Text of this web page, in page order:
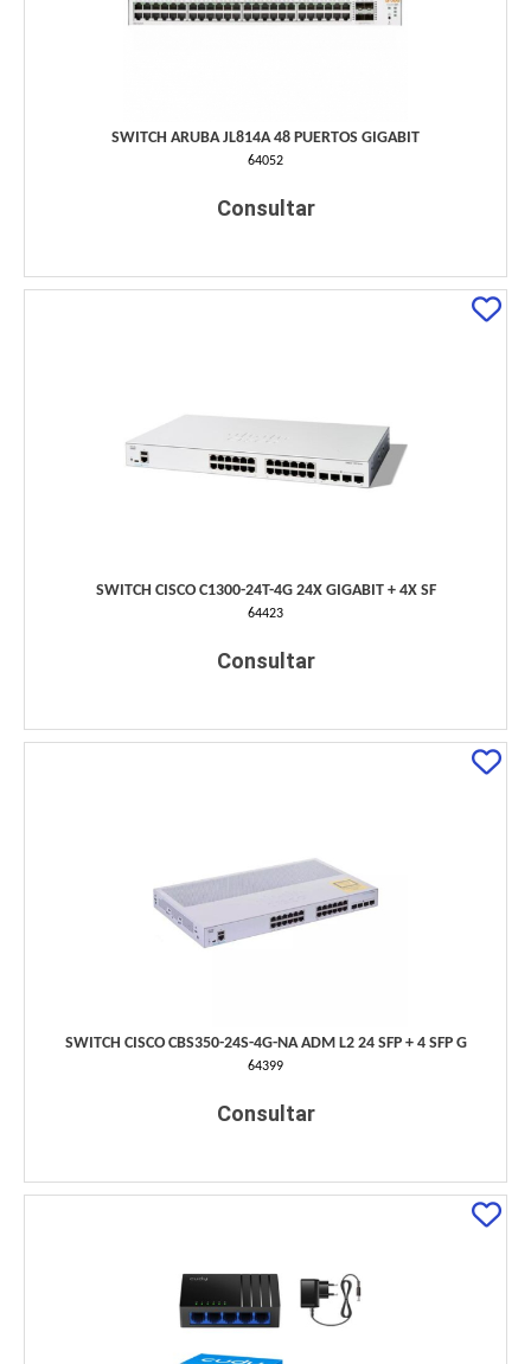
SWITCH ARUBA JL814A 48 PUERTOS GIGABIT
64052
Consultar
SWITCH CISCO C1300-24T-4G 24X GIGABIT + 4X SF
64423
Consultar
SWITCH CISCO CBS350-24S-4G-NA ADM L2 24 SFP + 4 SFP G
64399
Consultar